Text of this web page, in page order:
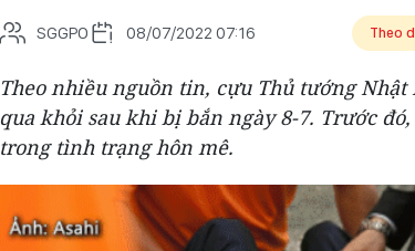
SGGPO 08/07/2022 07:16 Theo
Theo nhiều nguồn tin, cựu Thủ tướng Nhật
qua khỏi sau khi bị bắn ngày 8-7. Trước
trong tình trạng hôn mê.